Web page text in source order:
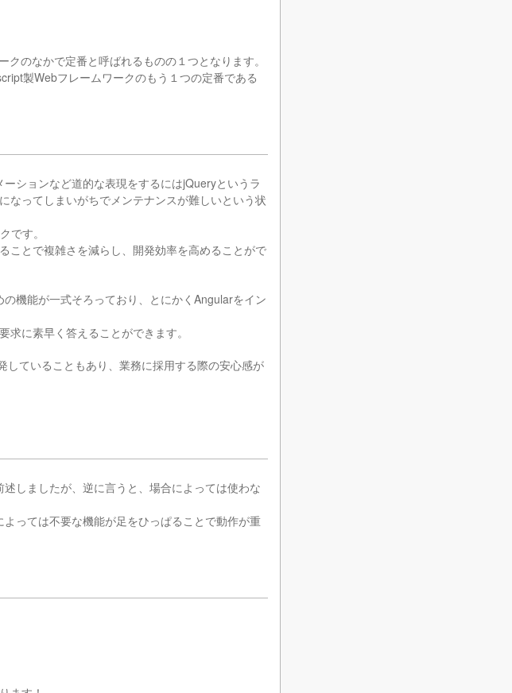
のなかで定番と呼ばれるものの１つとなります。
製Webフレームワークのもう１つの定番である
ションなど道的な表現をするにはjQueryというラ
なってしまいがちでメンテナンスが難しいという状
です。
ことで複雑さを減らし、開発効率を高めることがで
機能が一式そろっており、とにかくAngularをイン
に素早く答えることができます。
ていることもあり、業務に採用する際の安心感が
しましたが、逆に言うと、場合によっては使わな
っては不要な機能が足をひっぱることで動作が重